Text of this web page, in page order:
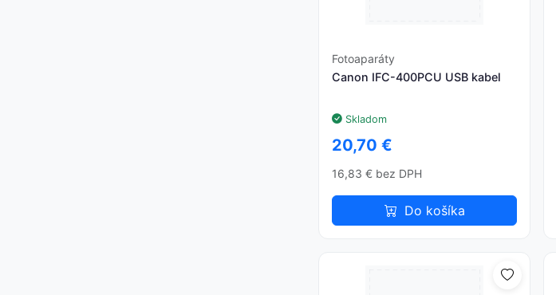
Fotoaparáty
Canon IFC-400PCU USB kabel
Skladom
20,70 €
16,83 € bez DPH
Do košíka